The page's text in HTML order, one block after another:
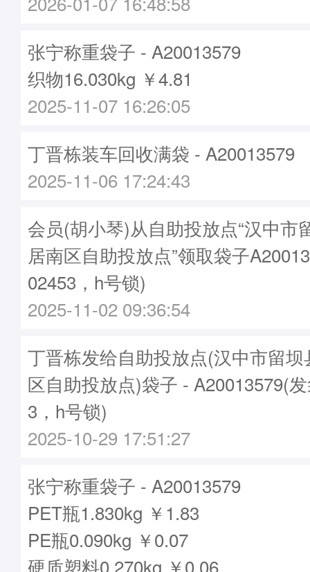
张宁称重袋子 - A20013579
织物16.030kg ￥4.81
2025-11-07 16:26:05
丁晋栋装车回收满袋 - A20013579
2025-11-06 17:24:43
会员(胡小琴)从自助投放点“汉中市
居南区自助投放点”领取袋子
02453，h号锁)
2025-11-02 09:36:54
丁晋栋发给自助投放点(汉中市留
区自助投放点)袋子 - A20013579(
3，h号锁)
2025-10-29 17:51:27
张宁称重袋子 - A20013579
PET瓶1.830kg ￥1.83
PE瓶0.090kg ￥0.07
硬质塑料0.270kg ￥0.06